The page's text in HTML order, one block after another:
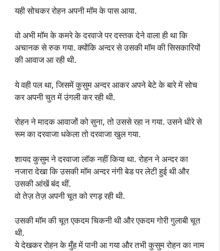
यही सोचकर रोहन अपनी मॉम के पास आया.
वो अभी मॉम के कमरे के दरवाजे पर दस्तक देने वाला ही था कि
अचानक से रुक गया. क्योंकि अन्दर से उसकी मॉम की सिसकारियों
की आवाज आ रही थी.
ये वही पल था, जिसमें कुसुम अन्दर आकर अपने बेटे के बारे में सोच
कर अपनी चुत में उंगली कर रही थी.
रोहन ने मादक आवाजों को सुना, तो उससे रहा न गया. उसने धीरे से
रूम का दरवाजा धकेला तो दरवाजा खुल गया.
शायद कुसुम ने दरवाजा लॉक नहीं किया था. रोहन ने अन्दर का
नजारा देखा कि उसकी मॉम अन्दर नंगी बेड पर लेटी हुई थी और
उसकी आंखें बंद थीं.
वो तेज़ तेज़ अपनी चूत को रगड़ रही थी.
उसकी मॉम की चूत एकदम चिकनी थी और एकदम गोरी गुलाबी चूत
थी.
ये देखकर रोहन के मुँह में पानी आ गया और तभी कुसुम रोहन का नाम